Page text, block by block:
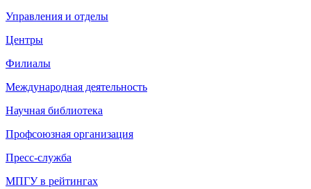
Управления и отделы
Центры
Филиалы
Международная деятельность
Научная библиотека
Профсоюзная организация
Пресс-служба
МПГУ в рейтингах